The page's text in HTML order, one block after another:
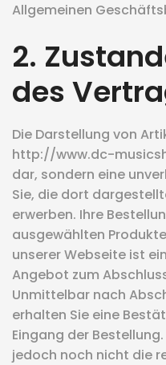
Allgemeinen
2.
des
Die Darstellung von
http://www.dc-
dar, sondern eine
Sie, die dort
erwerben. Ihre
ausgewählten
unserer Webseite ist
Angebot zum
Unmittelbar nach
erhalten Sie eine
Eingang der
jedoch noch nicht die